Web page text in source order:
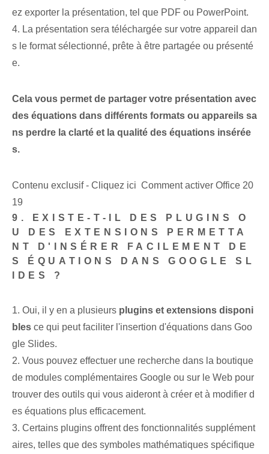
ez exporter la présentation, tel que PDF ou PowerPoint.
4. La présentation sera téléchargée sur votre appareil dan
s le format sélectionné, prête à être partagée ou présenté
e.
Cela vous permet de partager votre présentation avec
des équations dans différents formats ou appareils sa
ns perdre la clarté et la qualité des équations insérée
s.
Contenu exclusif - Cliquez ici Comment activer Office 20
19
9. EXISTE-T-IL DES PLUGINS O
U DES EXTENSIONS PERMETTA
NT D'INSÉRER FACILEMENT DE
S ÉQUATIONS DANS GOOGLE SL
IDES ?
1. Oui, il y en a plusieurs plugins et extensions disponi
bles ce qui peut faciliter l'insertion d'équations dans Goo
gle Slides.
2. Vous pouvez effectuer une recherche dans la boutique
de modules complémentaires Google ou sur le Web pour
trouver des outils qui vous aideront à créer et à modifier d
es équations plus efficacement.
3. Certains plugins offrent des fonctionnalités supplément
aires, telles que des symboles mathématiques spécifique